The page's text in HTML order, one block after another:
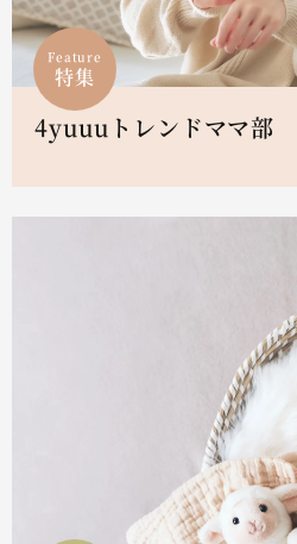
Feature
特集
4yuuuトレンドママ部